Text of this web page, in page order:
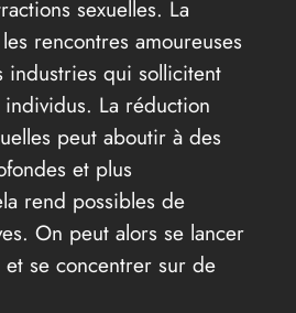
sexuelles. La
rencontres amoureuses
industries qui sollicitent
individus. La réduction
peut aboutir à des
et plus
rend possibles de
On peut alors se lancer
se concentrer sur de